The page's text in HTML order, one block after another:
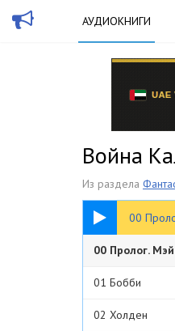
АУДИОКНИГИ
Война
Из раздела
00
10:14
00 Пролог. Мэй
01 Бобби
02 Холден